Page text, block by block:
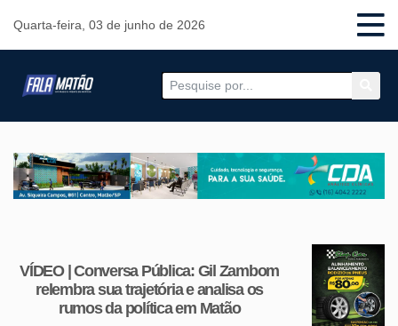
Quarta-feira, 03 de junho de 2026
VÍDEO | Conversa Pública: Gil Zambom
relembra sua trajetória e analisa os
rumos da política em Matão